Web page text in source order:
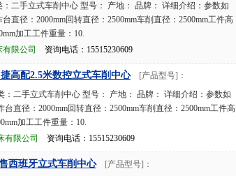
：二手立式车削中心 型号： 产地： 品牌： 详细介绍：参数如
直径：2000mm回转直径：2500mm车削直径：2500mm工件高
加工工件重量：10.
限公司
资询电话：15515230609
高配2.5米数控立式车削中心
[产品型号]：
：二手立式车削中心 型号： 产地： 品牌： 详细介绍：参数如
台直径：2000mm回转直径：2500mm车削直径：2500mm工件高
加工工件重量：10.
有限公司
资询电话：15515230609
西班牙立式车削中心
[产品型号]：